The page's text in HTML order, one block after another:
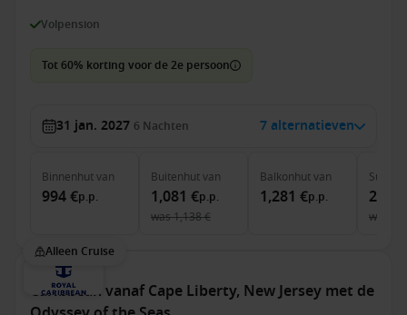
Volpension
Tot 60% korting voor de 2e persoon
31 jan. 2027 6 Nachten 7 alternatieven
Binnenhutvan
994 €p.p.
Buitenhutvan
1,081 €p.p.
was1,138 €
Balkonhutvan
1,281 €p.p.
Suite
was
Alleen Cruise
Caribbean vanaf Cape Liberty, New Jersey met de